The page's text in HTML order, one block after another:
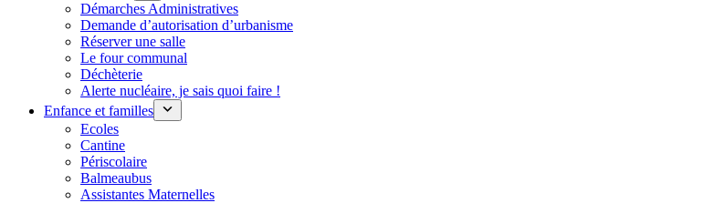
Démarches Administratives
Demande d’autorisation d’urbanisme
Réserver une salle
Le four communal
Déchèterie
Alerte nucléaire, je sais quoi faire !
Enfance et familles
Ecoles
Cantine
Périscolaire
Balmeaubus
Assistantes Maternelles